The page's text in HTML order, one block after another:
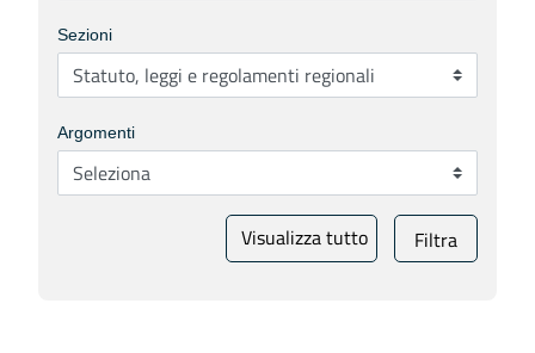
Sezioni
Argomenti
Visualizza tutto Filtra